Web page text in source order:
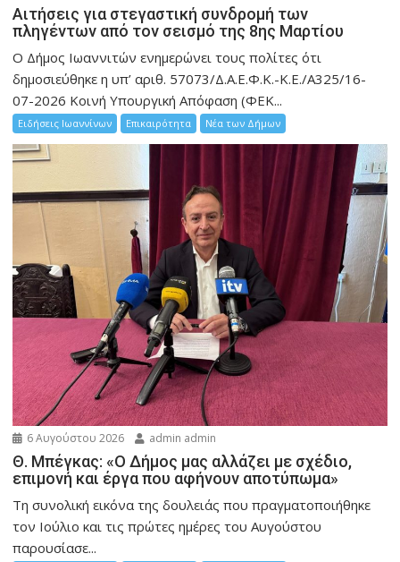
Αιτήσεις για στεγαστική συνδρομή των
πληγέντων από τον σεισμό της 8ης Μαρτίου
Ο Δήμος Ιωαννιτών ενημερώνει τους πολίτες ότι
δημοσιεύθηκε η υπ’ αριθ. 57073/Δ.Α.Ε.Φ.Κ.-Κ.Ε./Α325/16-
07-2026 Κοινή Υπουργική Απόφαση (ΦΕΚ...
Ειδήσεις Ιωαννίνων Επικαιρότητα Νέα των Δήμων
6 Αυγούστου 2026 admin admin
Θ. Μπέγκας: «Ο Δήμος μας αλλάζει με σχέδιο,
επιμονή και έργα που αφήνουν αποτύπωμα»
Τη συνολική εικόνα της δουλειάς που πραγματοποιήθηκε
τον Ιούλιο και τις πρώτες ημέρες του Αυγούστου
παρουσίασε...